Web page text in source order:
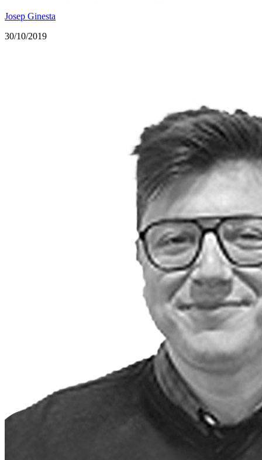
Josep Ginesta
30/10/2019